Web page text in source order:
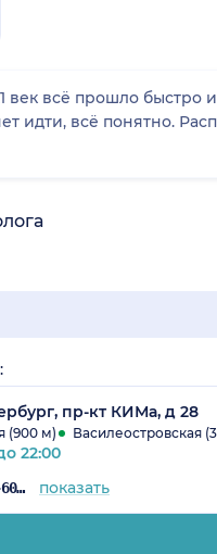
век всё прошло быстро
идти, всё понятно.
пр-кт КИМа, д 28
(900 м) Василеостровская
22:00
+7 (812) 603-60-42 показать